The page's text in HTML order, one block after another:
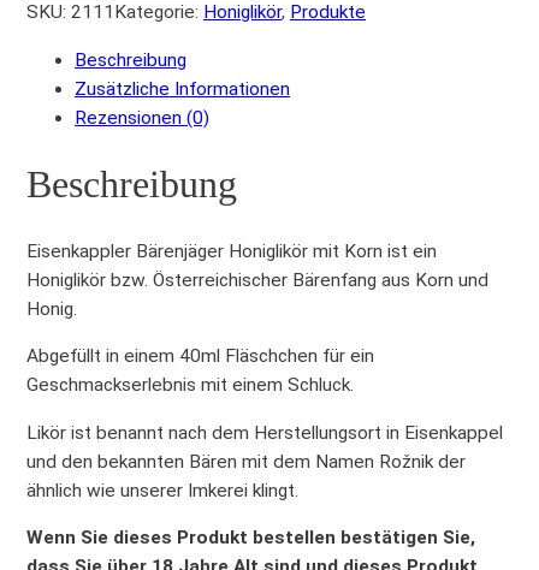
i
p
l
e
r
ä
r
g
e
SKU: 2111 Kategorie: Honiglikör, Produkte
Beschreibung
Zusätzliche Informationen
Rezensionen (0)
Beschreibung
Eisenkappler Bärenjäger Honiglikör mit Korn ist ein
Honiglikör bzw. Österreichischer Bärenfang aus Korn und
Honig.
Abgefüllt in einem 40ml Fläschchen für ein
Geschmackserlebnis mit einem Schluck.
Likör ist benannt nach dem Herstellungsort in Eisenkappel
und den bekannten Bären mit dem Namen Rožnik der
ähnlich wie unserer Imkerei klingt.
Wenn Sie dieses Produkt bestellen bestätigen Sie,